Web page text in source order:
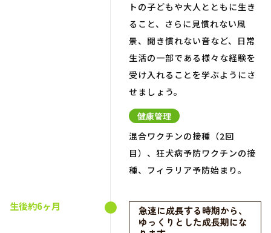
トの子どもや大人とともに生き
ること、さらに見慣れない風
景、聞き慣れない音など、日常
生活の一部である様々な経験を
受け入れることを学ぶようにさ
せましょう。
健康管理
混合ワクチンの接種（2回
目）、狂犬病予防ワクチンの接
種、フィラリア予防始まり。
生後約6ヶ月
急速に成長する時期から、
ゆっくりとした成長期にな